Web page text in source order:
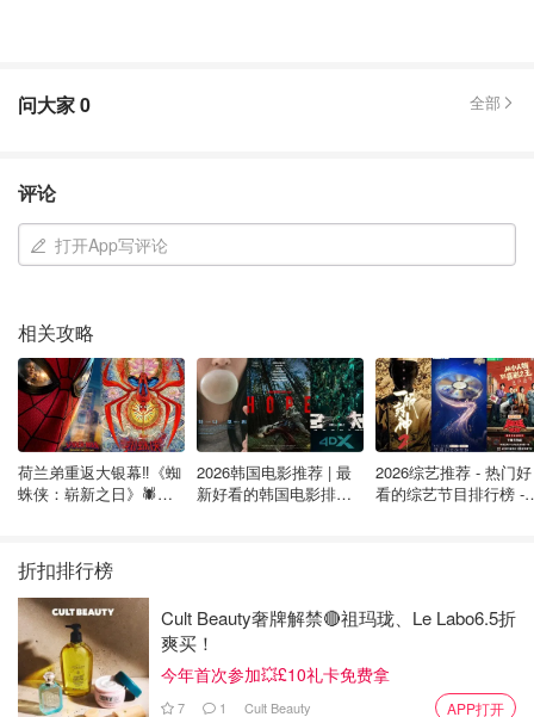
大曼彻斯特消防救援局发言人表示："周一凌晨2点前，我们
调派了四辆消防车和一辆云梯车前往现场。消防员佩戴呼吸
器，使用水带与其他救援人员协同灭火。"
防人员仍在现场监测，防止复燃。
英国生活 英国新闻
问大家0 全部
评论
打开App写评论
相关攻略
荷兰弟重返大银幕‼️《蜘
蛛侠：崭新之日》🕷️北
2026韩国电影推荐 | 最
新好看的韩国电影排行
2026综艺推荐 - 热门好
看的综艺节目排行榜 -
折扣排行榜
Cult Beauty奢牌解禁🔴祖玛珑、Le Labo6.5折
爽买！
今年首次参加💥£10礼卡免费拿
7 1 Cult Beauty APP打开